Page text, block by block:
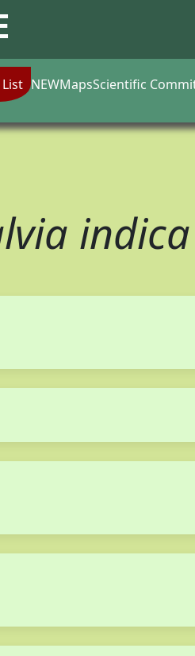
List NEWMapsScientific
indica